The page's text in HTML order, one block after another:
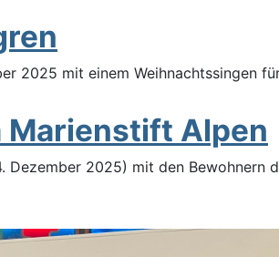
2025 mit einem Weihnachtssingen
Marienstift Alpen
2025) mit den Bewohnern